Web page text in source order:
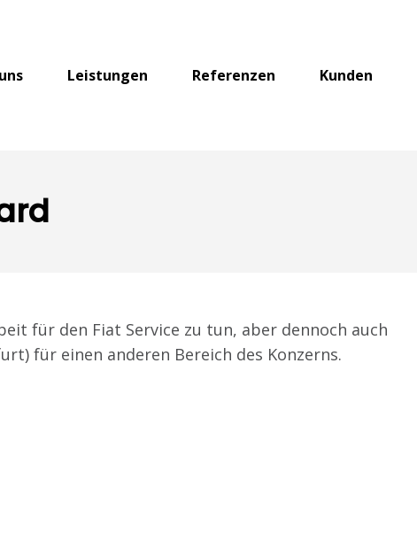
Leistungen Referenzen Kunden
für den Fiat Service zu tun, aber dennoch auch
für einen anderen Bereich des Konzerns.